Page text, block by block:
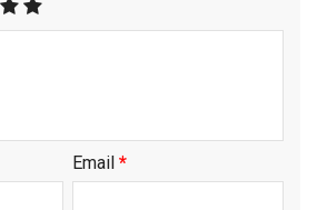
Email *